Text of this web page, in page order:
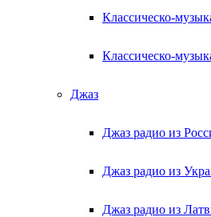
Классическо-
Классическо-
Джаз
Джаз радио из
Джаз радио из
Джаз радио из